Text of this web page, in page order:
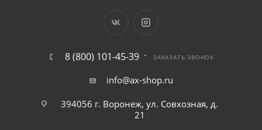
8 (800) 101-45-39 ЗАКАЗАТЬ ЗВОНОК
info@ax-shop.ru
394056 г. Воронеж, ул. Совхозная, д.
21